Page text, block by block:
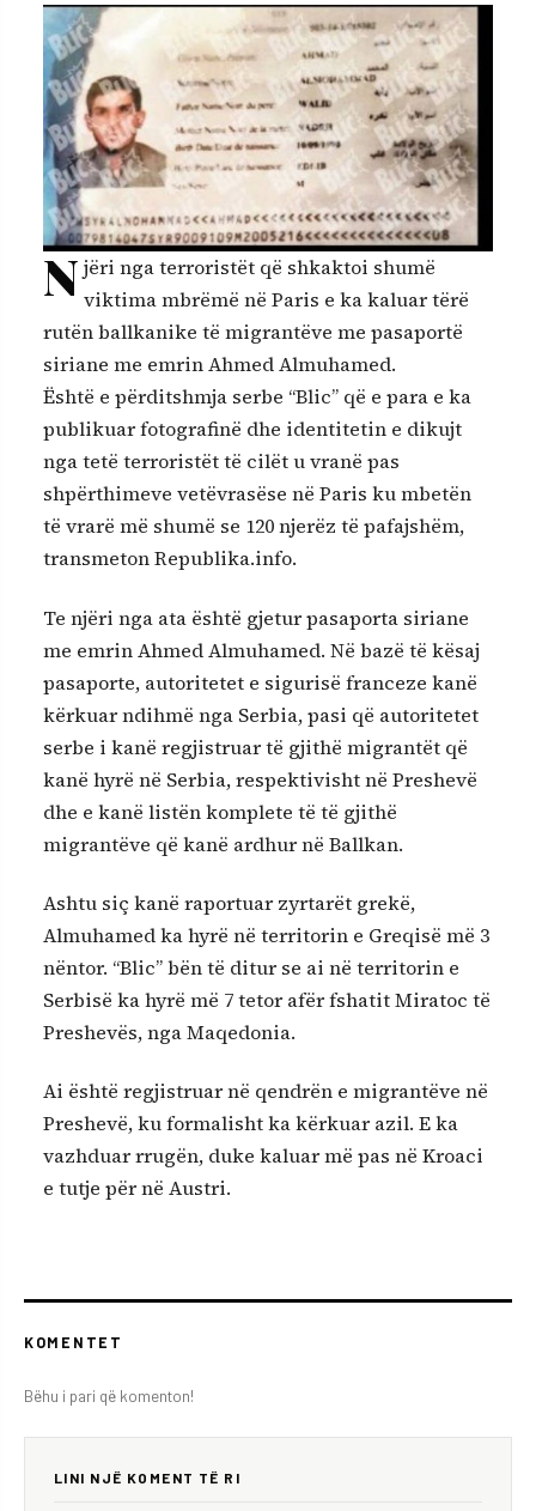
N jëri nga terroristët që shkaktoi shumë
viktima mbrëmë në Paris e ka kaluar tërë
rutën ballkanike të migrantëve me pasaportë
siriane me emrin Ahmed Almuhamed.
Është e përditshmja serbe “Blic” që e para e ka
publikuar fotografinë dhe identitetin e dikujt
nga tetë terroristët të cilët u vranë pas
shpërthimeve vetëvrasëse në Paris ku mbetën
të vrarë më shumë se 120 njerëz të pafajshëm,
transmeton Republika.info.
Te njëri nga ata është gjetur pasaporta siriane
me emrin Ahmed Almuhamed. Në bazë të kësaj
pasaporte, autoritetet e sigurisë franceze kanë
kërkuar ndihmë nga Serbia, pasi që autoritetet
serbe i kanë regjistruar të gjithë migrantët që
kanë hyrë në Serbia, respektivisht në Preshevë
dhe e kanë listën komplete të të gjithë
migrantëve që kanë ardhur në Ballkan.
Ashtu siç kanë raportuar zyrtarët grekë,
Almuhamed ka hyrë në territorin e Greqisë më 3
nëntor. “Blic” bën të ditur se ai në territorin e
Serbisë ka hyrë më 7 tetor afër fshatit Miratoc të
Preshevës, nga Maqedonia.
Ai është regjistruar në qendrën e migrantëve në
Preshevë, ku formalisht ka kërkuar azil. E ka
vazhduar rrugën, duke kaluar më pas në Kroaci
e tutje për në Austri.
KOMENTET
Bëhu i pari që komenton!
LINI NJË KOMENT TË RI